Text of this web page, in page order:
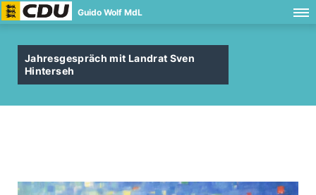
Guido Wolf MdL
Jahresgespräch mit Landrat Sven
Hinterseh